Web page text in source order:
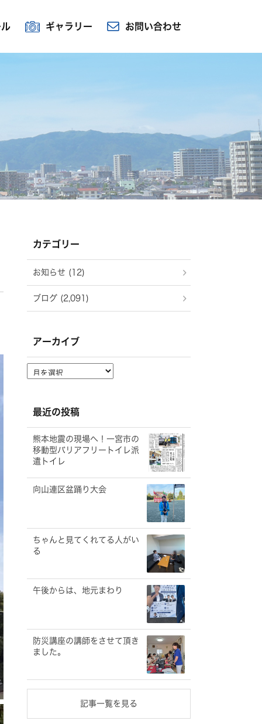
ギャラリー お問い合わせ
カテゴリー
お知らせ (12)
ブログ (2,091)
アーカイブ
ア
ー
ブ
最近の投稿
熊本地震の現場へ！一宮市の
移動型バリアフリートイレ派
遣トイレ
向山連区盆踊り大会
ちゃんと見てくれてる人がい
る
午後からは、地元まわり
防災講座の講師をさせて頂き
ました。
記事一覧を見る